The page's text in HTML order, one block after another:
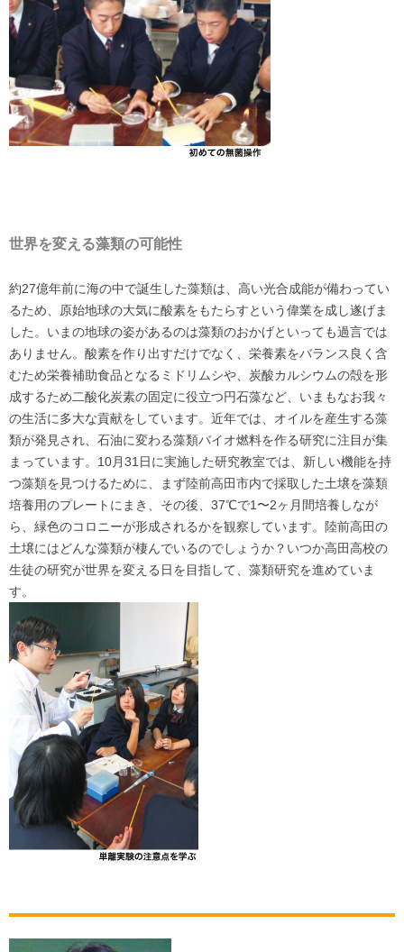
世界を変える藻類の可能性
約27億年前に海の中で誕生した藻類は、高い光合成能が備わってい
るため、原始地球の大気に酸素をもたらすという偉業を成し遂げま
した。いまの地球の姿があるのは藻類のおかげといっても過言では
ありません。酸素を作り出すだけでなく、栄養素をバランス良く含
むため栄養補助食品となるミドリムシや、炭酸カルシウムの殻を形
成するため二酸化炭素の固定に役立つ円石藻など、いまもなお我々
の生活に多大な貢献をしています。近年では、オイルを産生する藻
類が発見され、石油に変わる藻類バイオ燃料を作る研究に注目が集
まっています。10月31日に実施した研究教室では、新しい機能を持
つ藻類を見つけるために、まず陸前高田市内で採取した土壌を藻類
培養用のプレートにまき、その後、37℃で1〜2ヶ月間培養しなが
ら、緑色のコロニーが形成されるかを観察しています。陸前高田の
土壌にはどんな藻類が棲んでいるのでしょうか？いつか高田高校の
生徒の研究が世界を変える日を目指して、藻類研究を進めていま
す。